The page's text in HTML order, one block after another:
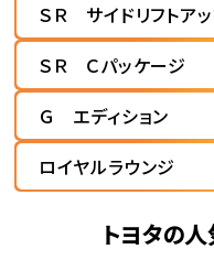
ＳＲ サイドリフトア
ＳＲ Ｃパッケージ
Ｇ エディション
ロイヤルラウンジ
トヨタの